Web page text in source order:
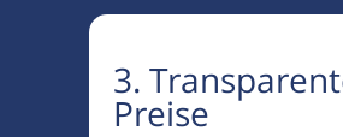
3.
Preise